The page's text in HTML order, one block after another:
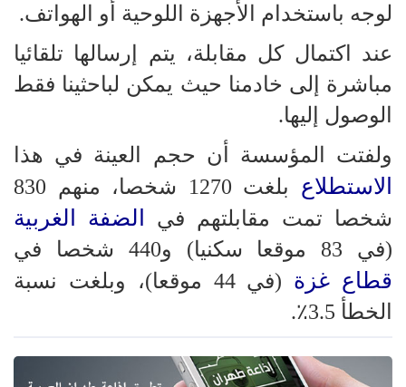
لوجه باستخدام الأجهزة اللوحية أو الهواتف.
عند اكتمال كل مقابلة، يتم إرسالها تلقائيا
مباشرة إلى خادمنا حيث يمكن لباحثينا فقط
الوصول إليها.
ولفتت المؤسسة أن حجم العينة في هذا
الاستطلاع
بلغت 1270 شخصا، منهم 830
شخصا تمت مقابلتهم في
الضفة الغربية
(في 83 موقعا سكنيا) و440 شخصا في
قطاع غزة
(في 44 موقعا)، وبلغت نسبة
الخطأ 3.5٪.